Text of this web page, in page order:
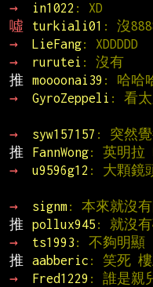
→
in1022 : XD
噓
turkiali01 : 沒
→
LieFang: XDDDDD
→
rurutei : 沒有
推
moooonai39 : 哈哈
→
GyroZeppeli : 看太
→
syw157157 : 突然覺
推
FannWong: 英明拉
→
u9596g12 : 大顆鏡
→
signm: 本來就沒有
推
pollux945 : 就沒有
→
ts1993 : 不夠明顯
推
aabberic : 笑死 樓
→
Fred1229 : 誰是親兒